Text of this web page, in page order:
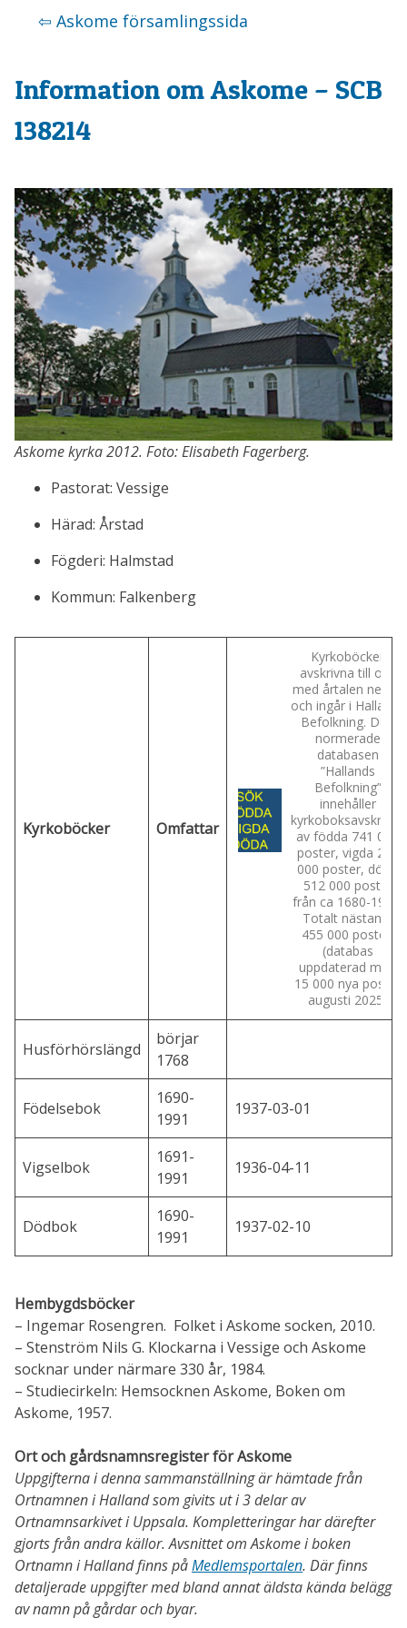
⇦ Askome församlingssida
Information om Askome – SCB
138214
Askome kyrka 2012. Foto: Elisabeth Fagerberg.
Pastorat: Vessige
Härad: Årstad
Fögderi: Halmstad
Kommun: Falkenberg
Kyrkoböcker Omfattar
Kyrkoböcker
avskrivna till och
med årtalen nedan
och ingår i Hallands
Befolkning. Den
normerade
databasen
”Hallands
Befolkning”
innehåller
kyrkoboksavskrifter
av födda 741 000
poster, vigda 201
000 poster, döda
512 000 poster
från ca 1680-1952.
Totalt nästan 1
455 000 poster.
(databas
uppdaterad med
15 000 nya poster
augusti 2025)
Husförhörslängd
börjar
1768
Födelsebok
1690-
1991
1937-03-01
Vigselbok
1691-
1991
1936-04-11
Dödbok
1690-
1991
1937-02-10
Hembygdsböcker
– Ingemar Rosengren. Folket i Askome socken, 2010.
– Stenström Nils G. Klockarna i Vessige och Askome
socknar under närmare 330 år, 1984.
– Studiecirkeln: Hemsocknen Askome, Boken om
Askome, 1957.
Ort och gårdsnamnsregister för Askome
Uppgifterna i denna sammanställning är hämtade från
Ortnamnen i Halland som givits ut i 3 delar av
Ortnamnsarkivet i Uppsala. Kompletteringar har därefter
gjorts från andra källor. Avsnittet om Askome i boken
Ortnamn i Halland finns påMedlemsportalen. Där finns
detaljerade uppgifter med bland annat äldsta kända belägg
av namn på gårdar och byar.